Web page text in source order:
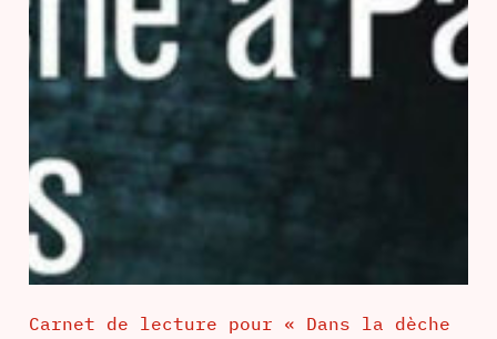
Carnet de lecture pour « Dans la dèche